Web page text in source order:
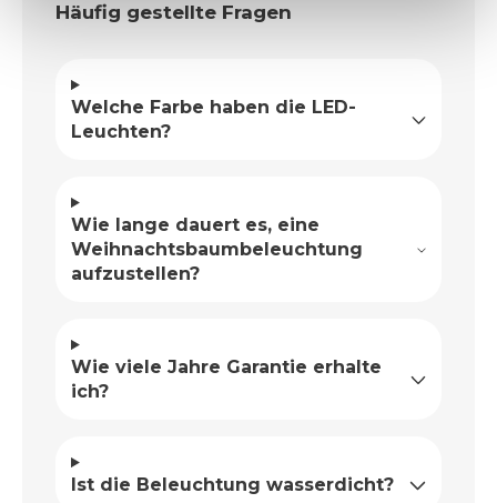
Häufig gestellte Fragen
Welche Farbe haben die LED-
Leuchten?
Wie lange dauert es, eine
Weihnachtsbaumbeleuchtung
aufzustellen?
Wie viele Jahre Garantie erhalte
ich?
Ist die Beleuchtung wasserdicht?